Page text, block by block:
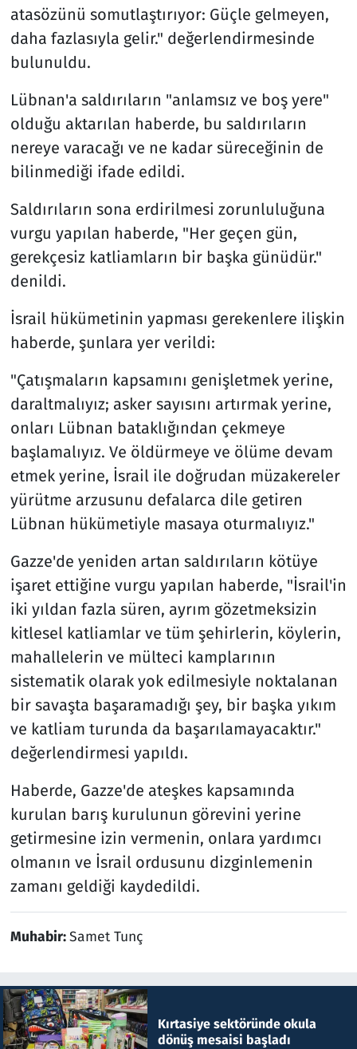
atasözünü somutlaştırıyor: Güçle gelmeyen,
daha fazlasıyla gelir." değerlendirmesinde
bulunuldu.
Lübnan'a saldırıların "anlamsız ve boş yere"
olduğu aktarılan haberde, bu saldırıların
nereye varacağı ve ne kadar süreceğinin de
bilinmediği ifade edildi.
Saldırıların sona erdirilmesi zorunluluğuna
vurgu yapılan haberde, "Her geçen gün,
gerekçesiz katliamların bir başka günüdür."
denildi.
İsrail hükümetinin yapması gerekenlere ilişkin
haberde, şunlara yer verildi:
"Çatışmaların kapsamını genişletmek yerine,
daraltmalıyız; asker sayısını artırmak yerine,
onları Lübnan bataklığından çekmeye
başlamalıyız. Ve öldürmeye ve ölüme devam
etmek yerine, İsrail ile doğrudan müzakereler
yürütme arzusunu defalarca dile getiren
Lübnan hükümetiyle masaya oturmalıyız."
Gazze'de yeniden artan saldırıların kötüye
işaret ettiğine vurgu yapılan haberde, "İsrail'in
iki yıldan fazla süren, ayrım gözetmeksizin
kitlesel katliamlar ve tüm şehirlerin, köylerin,
mahallelerin ve mülteci kamplarının
sistematik olarak yok edilmesiyle noktalanan
bir savaşta başaramadığı şey, bir başka yıkım
ve katliam turunda da başarılamayacaktır."
değerlendirmesi yapıldı.
Haberde, Gazze'de ateşkes kapsamında
kurulan barış kurulunun görevini yerine
getirmesine izin vermenin, onlara yardımcı
olmanın ve İsrail ordusunu dizginlemenin
zamanı geldiği kaydedildi.
Muhabir:Samet Tunç
Kırtasiye sektöründe okula
dönüş mesaisi başladı